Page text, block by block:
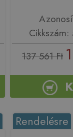
137 561 Ft
Rendelésre